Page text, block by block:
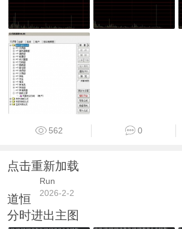
562 0
点击重新加载
Run
2026-2-2
道恒
分时进出主图